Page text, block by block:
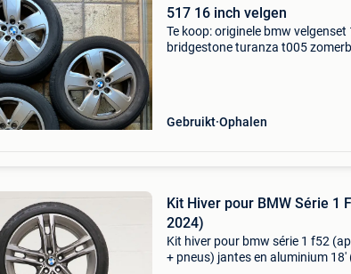
517 16 inch velgen
Te koop: originele bmw
bridgestone turanza t005
Gebruikt Ophalen
Kit Hiver pour BMW Série 1
2024)
Kit hiver pour bmw série 1 f52
+ pneus) jantes en aluminium 18'